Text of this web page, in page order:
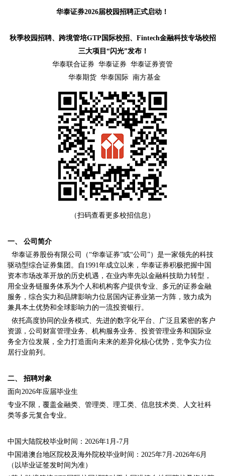
华泰证券2026届校园招聘正式启动！
秋季校园招聘、跨境管培GTP国际校招、Fintech金融科技专场校招
三大项目“闪光”发布！
华泰联合证券 华泰证券 华泰证券资管
华泰期货 华泰国际 南方基金
（扫码查看更多校招信息）
一、 公司简介
华泰证券股份有限公司（“华泰证券”或“公司”）是一家领先的科技
驱动型综合证券集团。自1991年成立以来，华泰证券积极把握中国
资本市场改革开放的历史机遇，在业内率先以金融科技助力转型，
用全业务链服务体系为个人和机构客户提供专业、多元的证券金融
服务，综合实力和品牌影响力位居国内证券业第一方阵，致力成为
兼具本土优势和全球影响力的一流投资银行。
依托高度协同的业务模式、先进的数字化平台、广泛且紧密的客户
资源，公司财富管理业务、机构服务业务、投资管理业务和国际业
务全方位发展，全力打造面向未来的差异化核心优势，竞争实力位
居行业前列。
二、 招聘对象
面向2026年应届毕业生
专业不限，覆盖金融类、管理类、理工类、信息技术类、人文社科
类等多元复合专业。
中国大陆院校毕业时间：2026年1月-7月
中国港澳台地区院校及海外院校毕业时间：2025年7月-2026年6月
（以毕业证签发时间为准）